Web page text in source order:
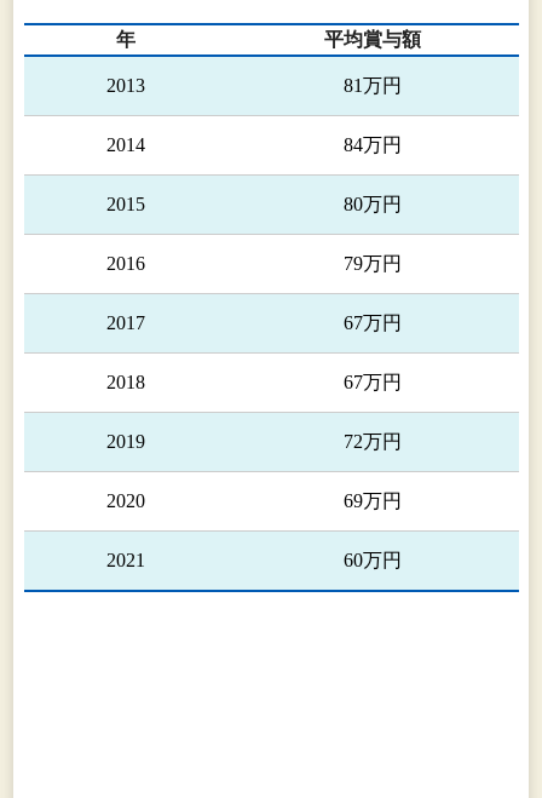
年 平均賞与額
2013 81万円
2014 84万円
2015 80万円
2016 79万円
2017 67万円
2018 67万円
2019 72万円
2020 69万円
2021 60万円